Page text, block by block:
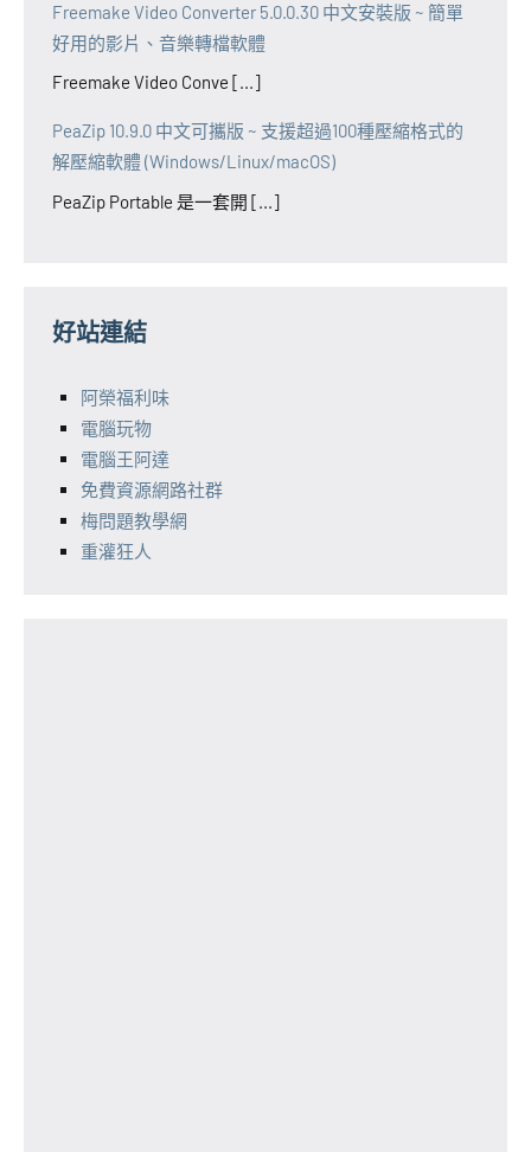
Freemake Video Converter 5.0.0.30 中文安裝版 ~ 簡單
好用的影片、音樂轉檔軟體
Freemake Video Conve [...]
PeaZip 10.9.0 中文可攜版 ~ 支援超過100種壓縮格式的
解壓縮軟體 (Windows/Linux/macOS)
PeaZip Portable 是一套開 [...]
好站連結
阿榮福利味
電腦玩物
電腦王阿達
免費資源網路社群
梅問題教學網
重灌狂人